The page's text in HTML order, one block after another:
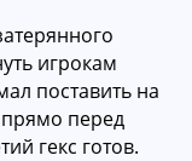
игрокам
поставить на
перед
гекс готов.